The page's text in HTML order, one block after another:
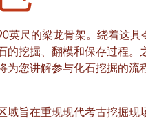
英尺的梁龙骨架。绕着这
挖掘、翻模和保存过程。
您讲解参与化石挖掘的流
旨在重现现代考古挖掘现